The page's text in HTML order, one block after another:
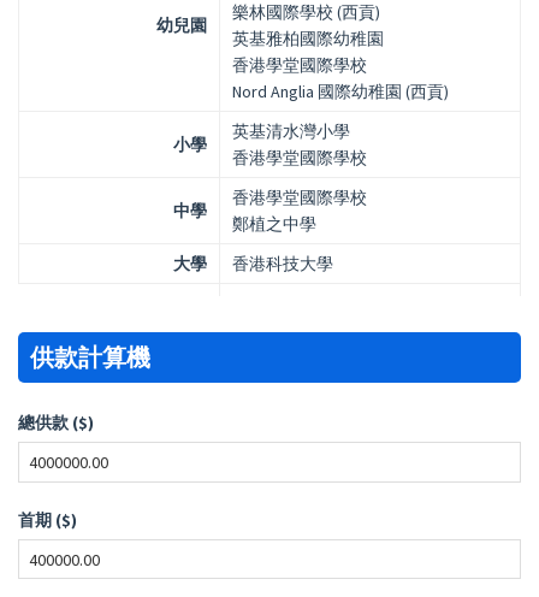
幼兒園
樂林國際學校 (西貢)
英基雅柏國際幼稚園
香港學堂國際學校
Nord Anglia 國際幼稚園 (西貢)
小學
英基清水灣小學
香港學堂國際學校
中學
香港學堂國際學校
鄭植之中學
大學
香港科技大學
供款計算機
總供款 ($)
首期 ($)